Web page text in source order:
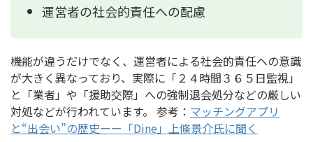
運営者の社会的責任への配慮
機能が違うだけでなく、運営者による社会的責任への意識
が大きく異なっており、実際に「２４時間３６５日監視」
と「業者」や「援助交際」への強制退会処分などの厳しい
対処などが行われています。 参考： マッチングアプリ
と“出会い”の歴史ーー「Dine」上條景介氏に聞く